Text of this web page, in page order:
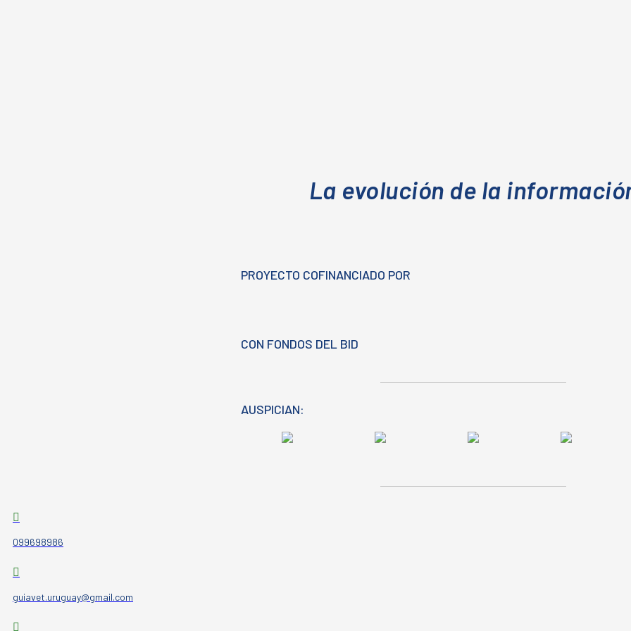
La evolución de la
PROYECTO COFINANCIADO POR
CON FONDOS DEL BID
AUSPICIAN:
099698986
guiavet.uruguay@gmail.com